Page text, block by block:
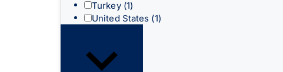
Turkey (1)
United States (1)